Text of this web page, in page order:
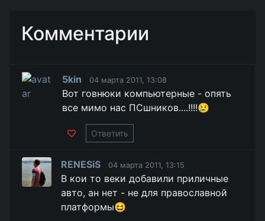
Комментарии
5kin 04 марта 2011, 13:08
Вот говнюки компьютерные - опять
все мимо нас ПСшников....!!!!😢
Ответить
RENESiS 04 марта 2011, 13:15
В кои то веки добавили приличные
авто, ан нет - не для православной
платформы😆